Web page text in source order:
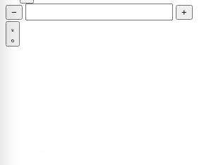
− +